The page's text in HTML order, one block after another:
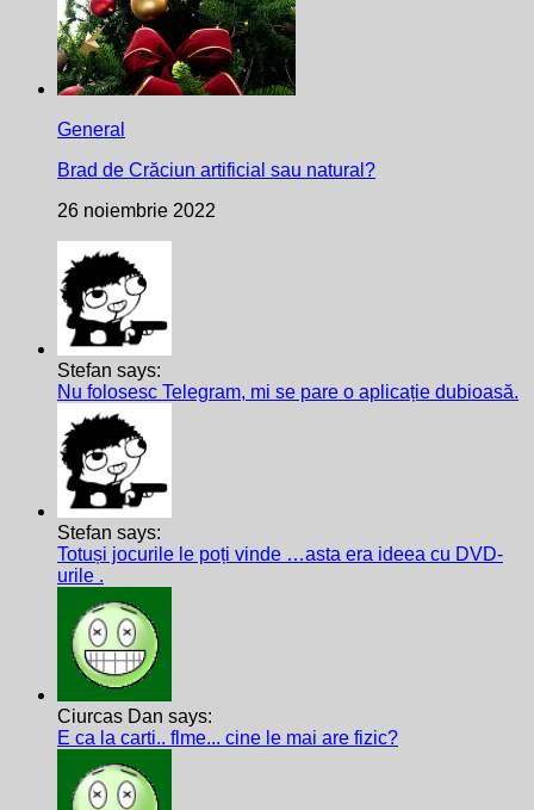
General
Brad de Crăciun artificial sau natural?
26 noiembrie 2022
Stefan says:
Nu folosesc Telegram, mi se pare o aplicație dubioasă.
Stefan says:
Totuși jocurile le poți vinde …asta era ideea cu DVD-
urile .
Ciurcas Dan says:
E ca la carti.. flme... cine le mai are fizic?